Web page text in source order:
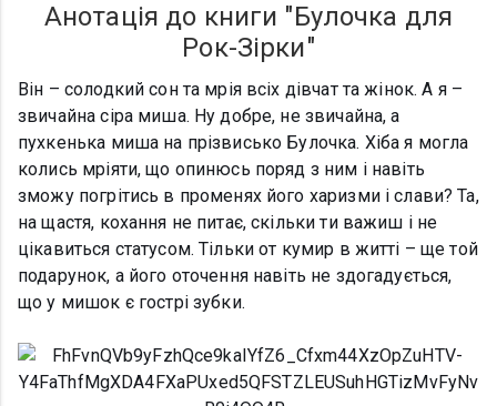
Анотація до книги "Булочка для
Рок-Зірки"
Він – солодкий сон та мрія всіх дівчат та жінок. А я –
звичайна сіра миша. Ну добре, не звичайна, а
пухкенька миша на прізвисько Булочка. Хіба я могла
колись мріяти, що опинюсь поряд з ним і навіть
зможу погрітись в променях його харизми і слави? Та,
на щастя, кохання не питає, скільки ти важиш і не
цікавиться статусом. Тільки от кумир в житті – ще той
подарунок, а його оточення навіть не здогадується,
що у мишок є гострі зубки.